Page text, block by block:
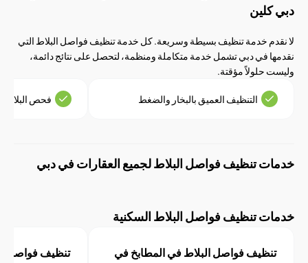
خدمة تنظيف بسيطة وسريعة. كل خدمة تنظيف فواصل البلاط التي
في دبي تشمل خدمة متكاملة ومنظمة، لتحصل على نتائج دائمة،
مؤقتة.
التنظيف العميق بالبخار والضغط فحص البلاط والجص
تنظيف فواصل البلاط لجميع العقارات في دبي
تنظيف فواصل البلاط السكنية
فواصل البلاط في المطابخ في
تنظيف فواصل البلاط